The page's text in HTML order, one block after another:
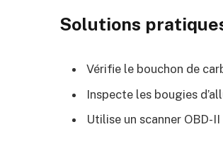
Solutions
Vérifie le bouchon de
Inspecte les bougies
Utilise un scanner OBD-